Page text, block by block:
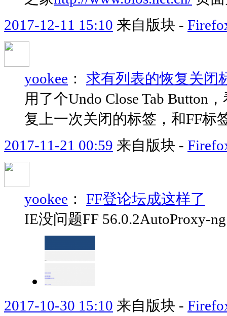
2017-12-11 15:10 来自版块 -
yookee ： 求有列表的恢复关闭
用了个Undo Close Tab Button
复上一次关闭的标签，和FF标
2017-11-21 00:59 来自版块 -
yookee ： FF登论坛成这样了
IE没问题FF 56.0.2AutoProxy-ng
2017-10-30 15:10 来自版块 -